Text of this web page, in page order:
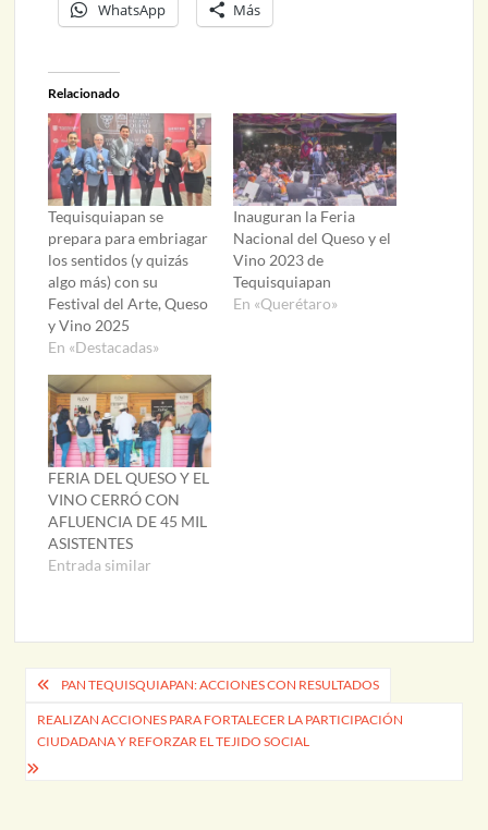
WhatsApp Más
Relacionado
Tequisquiapan se
prepara para embriagar
los sentidos (y quizás
algo más) con su
Festival del Arte, Queso
y Vino 2025
En «Destacadas»
Inauguran la Feria
Nacional del Queso y el
Vino 2023 de
Tequisquiapan
En «Querétaro»
FERIA DEL QUESO Y EL
VINO CERRÓ CON
AFLUENCIA DE 45 MIL
ASISTENTES
Entrada similar
Navegación
de
entradas
PAN TEQUISQUIAPAN: ACCIONES CON RESULTADOS
REALIZAN ACCIONES PARA FORTALECER LA PARTICIPACIÓN
CIUDADANA Y REFORZAR EL TEJIDO SOCIAL